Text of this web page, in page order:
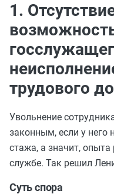
1.
трудового
Увольнение
законным, если у него
стажа, а значит,
службе. Так решил
Суть спора